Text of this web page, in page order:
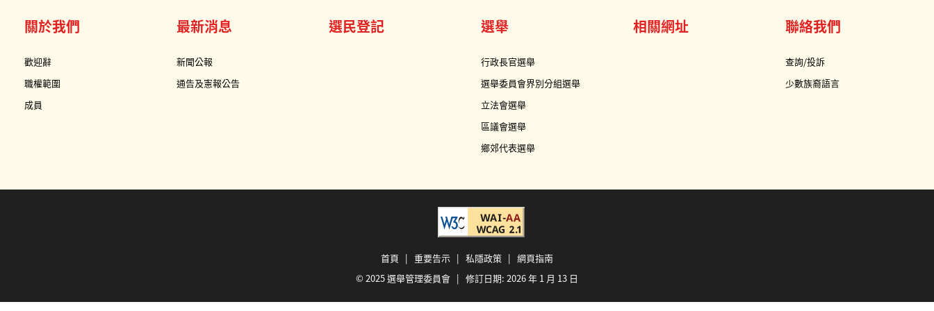
關於我們
歡迎辭
職權範圍
成員
最新消息
新聞公報
通告及憲報公告
選民登記 選舉
行政長官選舉
選舉委員會界別分組選舉
立法會選舉
區議會選舉
鄉郊代表選舉
相關網址 聯絡我們
查詢/投訴
少數族裔語言
首頁 | 重要告示 | 私隱政策 | 網頁指南
© 2025 選舉管理委員會 | 修訂日期: 2026 年 1 月 13 日